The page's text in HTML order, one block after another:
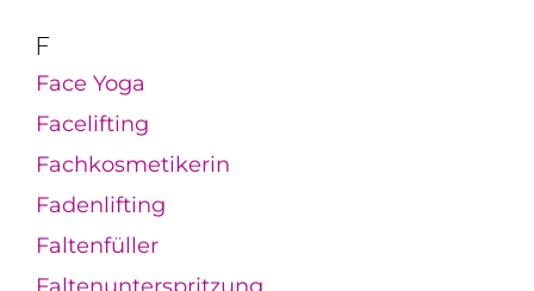
F
Face Yoga
Facelifting
Fachkosmetikerin
Fadenlifting
Faltenfüller
Faltenunterspritzung